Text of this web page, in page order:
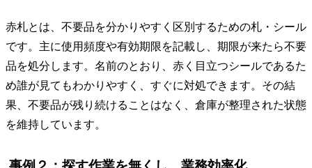
赤札とは、不要品を分かりやすく区別するための札・シール
です。主に使用頻度や有効期限を記載し、期限が来たら不要
品を処分します。名前のとおり、赤く目立つシールであるた
め誰が見てもわかりやすく、すぐに対処できます。その結
果、不要品が残り続けることはなく、倉庫が整理された状態
を維持しています。